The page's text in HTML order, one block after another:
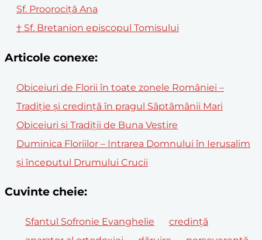
Sf. Proorociță Ana
† Sf. Bretanion episcopul Tomisului
Articole conexe:
Obiceiuri de Florii în toate zonele României –
Tradiție și credință în pragul Săptămânii Mari
Obiceiuri și Tradiții de Buna Vestire
Duminica Floriilor – Intrarea Domnului în Ierusalim
și începutul Drumului Crucii
Cuvinte cheie:
Sfantul Sofronie Evanghelie
credință